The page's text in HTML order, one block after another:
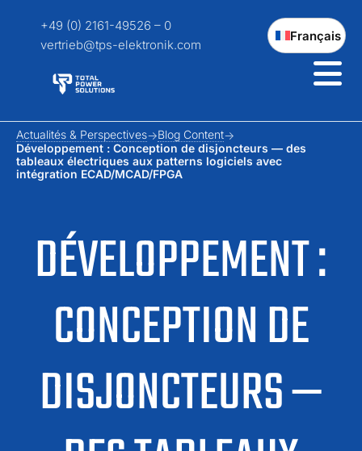
+49 (0) 2161-49526 – 0
vertrieb@tps-elektronik.com
Français
DÉVELOPPEMENT :
CONCEPTION DE
DISJONCTEURS —
Actualités & Perspectives
Blog Content
Développement : Conception de disjoncteurs — des
tableaux électriques aux patterns logiciels avec
intégration ECAD/MCAD/FPGA